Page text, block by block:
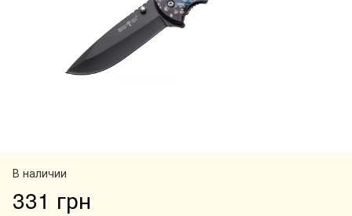
В наличии
331 грн